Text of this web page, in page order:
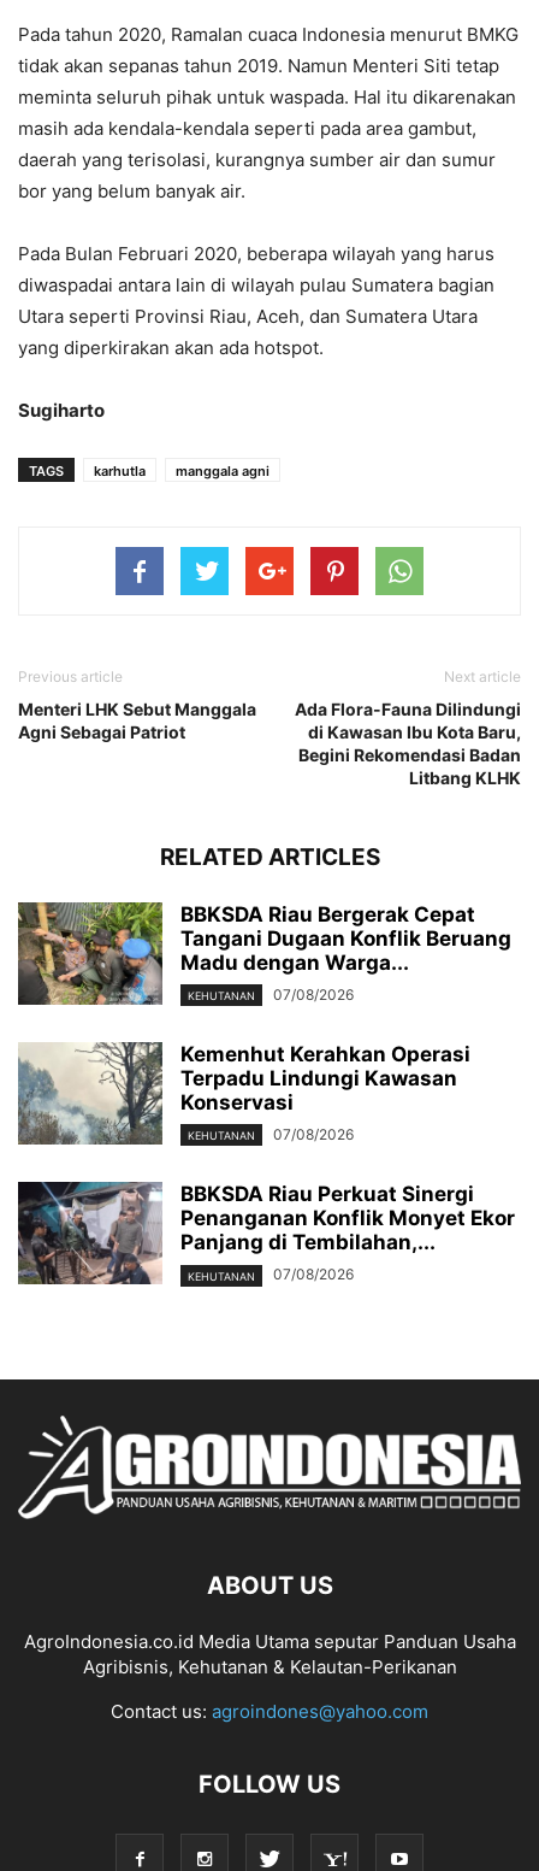
Pada tahun 2020, Ramalan cuaca Indonesia menurut BMKG
tidak akan sepanas tahun 2019. Namun Menteri Siti tetap
meminta seluruh pihak untuk waspada. Hal itu dikarenakan
masih ada kendala-kendala seperti pada area gambut,
daerah yang terisolasi, kurangnya sumber air dan sumur
bor yang belum banyak air.
Pada Bulan Februari 2020, beberapa wilayah yang harus
diwaspadai antara lain di wilayah pulau Sumatera bagian
Utara seperti Provinsi Riau, Aceh, dan Sumatera Utara
yang diperkirakan akan ada hotspot.
Sugiharto
TAGS karhutla manggala agni
Previous article
Menteri LHK Sebut Manggala
Agni Sebagai Patriot
Next article
Ada Flora-Fauna Dilindungi
di Kawasan Ibu Kota Baru,
Begini Rekomendasi Badan
Litbang KLHK
RELATED ARTICLES
BBKSDA Riau Bergerak Cepat
Tangani Dugaan Konflik Beruang
Madu dengan Warga...
KEHUTANAN 07/08/2026
Kemenhut Kerahkan Operasi
Terpadu Lindungi Kawasan
Konservasi
KEHUTANAN 07/08/2026
BBKSDA Riau Perkuat Sinergi
Penanganan Konflik Monyet Ekor
Panjang di Tembilahan,...
KEHUTANAN 07/08/2026
ABOUT US
AgroIndonesia.co.id Media Utama seputar Panduan Usaha
Agribisnis, Kehutanan & Kelautan-Perikanan
Contact us: agroindones@yahoo.com
FOLLOW US